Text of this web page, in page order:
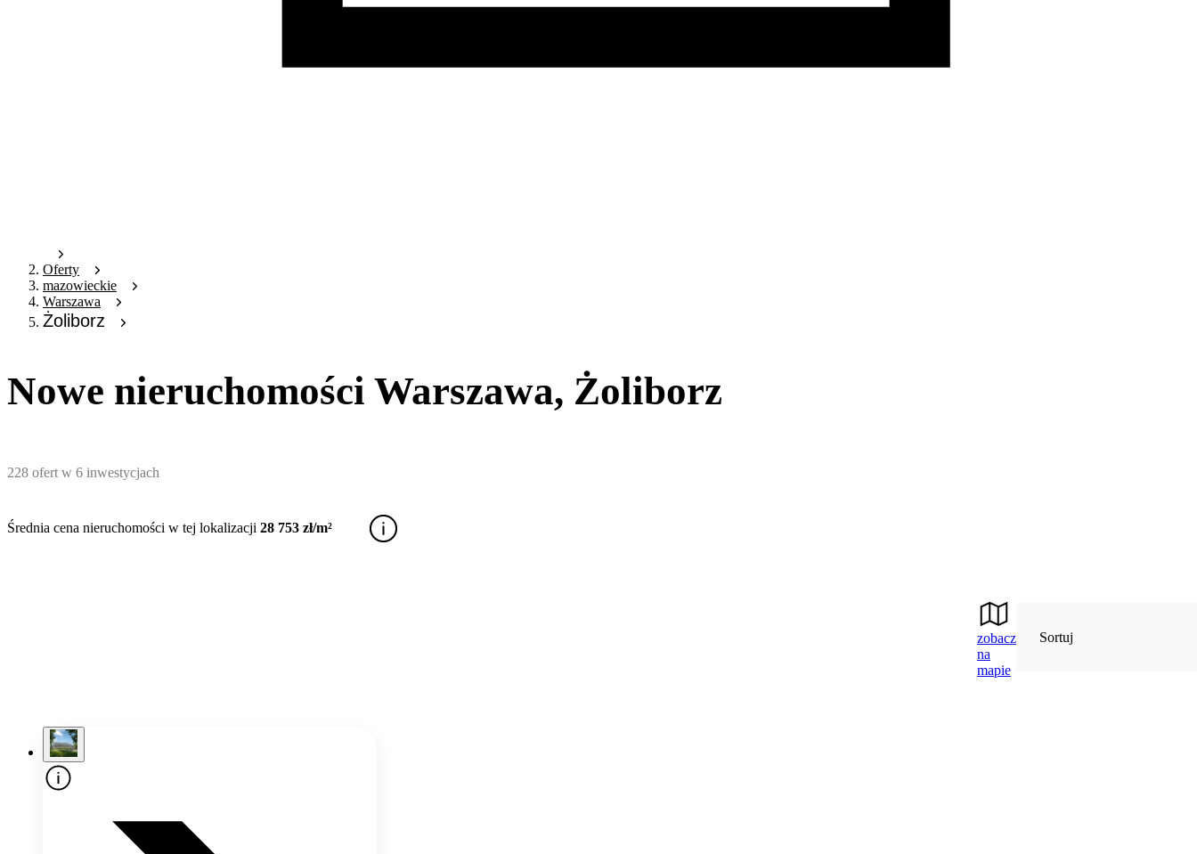
Oferty
mazowieckie
Warszawa
Żoliborz
Nowe nieruchomości Warszawa, Żoliborz
228 ofert w 6 inwestycjach
Średnia cena nieruchomości w tej lokalizacji 28 753 zł/m²
zobacz
na
mapie
Sortuj